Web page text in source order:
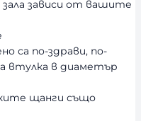
зависи от вашите
са по-здрави, по-
втулка в диаметър
щанги също